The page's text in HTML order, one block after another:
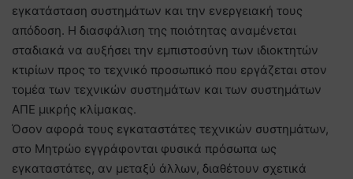
εγκατάσταση συστημάτων και την ενεργειακή τους
απόδοση. Η διασφάλιση της ποιότητας αναμένεται
σταδιακά να αυξήσει την εμπιστοσύνη των ιδιοκτητών
κτιρίων προς το τεχνικό προσωπικό που εργάζεται στον
τομέα των τεχνικών συστημάτων και των συστημάτων
ΑΠΕ μικρής κλίμακας.
Όσον αφορά τους εγκαταστάτες τεχνικών συστημάτων,
στο Μητρώο εγγράφονται φυσικά πρόσωπα ως
εγκαταστάτες, αν μεταξύ άλλων, διαθέτουν σχετικά